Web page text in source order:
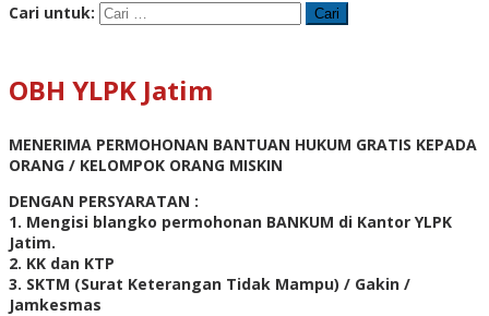
Cari untuk:
OBH YLPK Jatim
MENERIMA PERMOHONAN BANTUAN HUKUM GRATIS KEPADA
ORANG / KELOMPOK ORANG MISKIN
DENGAN PERSYARATAN :
1. Mengisi blangko permohonan BANKUM di Kantor YLPK
Jatim.
2. KK dan KTP
3. SKTM (Surat Keterangan Tidak Mampu) / Gakin /
Jamkesmas